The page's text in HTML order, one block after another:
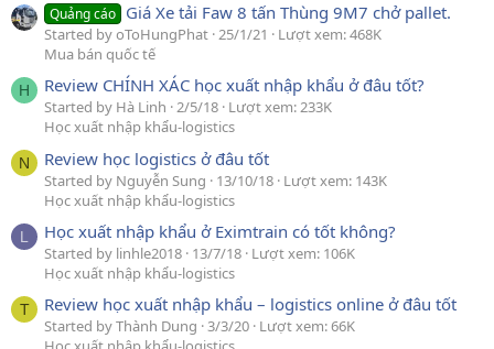
Quảng cáo Giá Xe tải Faw 8 tấn Thùng 9M7 chở pallet.
Started by oToHungPhat 25/1/21
Lượt xem: 468K
Mua bán quốc tế
H Review CHÍNH XÁC học xuất nhập khẩu ở đâu tốt?
Started by Hà Linh 2/5/18 Lượt xem: 233K
Học xuất nhập khẩu-logistics
N Review học logistics ở đâu tốt
Started by Nguyễn Sung 13/10/18 Lượt xem: 143K
Học xuất nhập khẩu-logistics
L Học xuất nhập khẩu ở Eximtrain có tốt không?
Started by linhle2018 13/7/18 Lượt xem: 106K
Học xuất nhập khẩu-logistics
T Review học xuất nhập khẩu – logistics online ở đâu tốt
Started by Thành Dung 3/3/20 Lượt xem: 66K